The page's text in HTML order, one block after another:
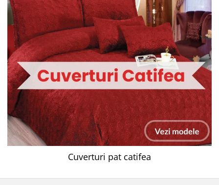
Cuverturi pat catifea